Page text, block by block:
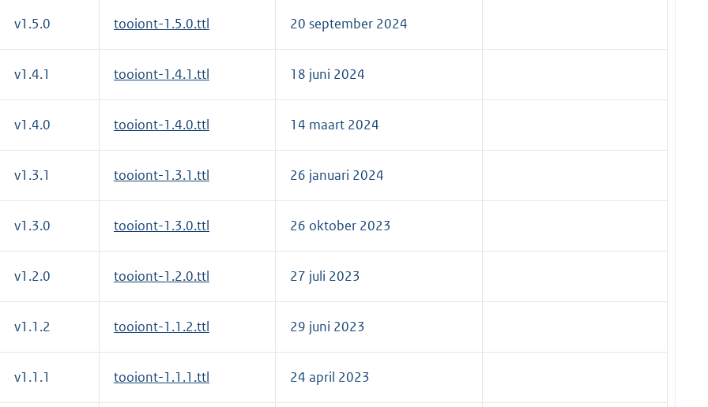
v1.5.0 tooiont-1.5.0.ttl 20 september 2024
v1.4.1 tooiont-1.4.1.ttl 18 juni 2024
v1.4.0 tooiont-1.4.0.ttl 14 maart 2024
v1.3.1 tooiont-1.3.1.ttl 26 januari 2024
v1.3.0 tooiont-1.3.0.ttl 26 oktober 2023
v1.2.0 tooiont-1.2.0.ttl 27 juli 2023
v1.1.2 tooiont-1.1.2.ttl 29 juni 2023
v1.1.1 tooiont-1.1.1.ttl 24 april 2023